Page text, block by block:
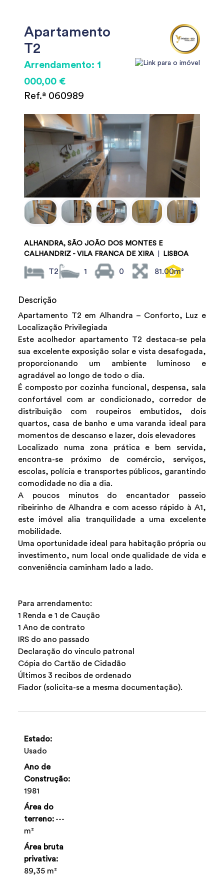
Apartamento
T2
Arrendamento: 1
000,00 €
Ref.ª 060989
ALHANDRA, SÃO JOÃO DOS MONTES E
CALHANDRIZ - VILA FRANCA DE XIRA
LISBOA
T2 1 0 81.00m²
Descrição
Apartamento T2 em Alhandra – Conforto, Luz e
Localização Privilegiada
Este acolhedor apartamento T2 destaca-se pela
sua excelente exposição solar e vista desafogada,
proporcionando um ambiente luminoso e
agradável ao longo de todo o dia.
É composto por cozinha funcional, despensa, sala
confortável com ar condicionado, corredor de
distribuição com roupeiros embutidos, dois
quartos, casa de banho e uma varanda ideal para
momentos de descanso e lazer, dois elevadores
Localizado numa zona prática e bem servida,
encontra-se próximo de comércio, serviços,
escolas, polícia e transportes públicos, garantindo
comodidade no dia a dia.
A poucos minutos do encantador passeio
ribeirinho de Alhandra e com acesso rápido à A1,
este imóvel alia tranquilidade a uma excelente
mobilidade.
Uma oportunidade ideal para habitação própria ou
investimento, num local onde qualidade de vida e
conveniência caminham lado a lado.
Para arrendamento:
1 Renda e 1 de Caução
1 Ano de contrato
IRS do ano passado
Declaração do vinculo patronal
Cópia do Cartão de Cidadão
Últimos 3 recibos de ordenado
Fiador (solicita-se a mesma documentação).
Estado:
Usado
Ano de
Construção:
1981
Área do
terreno: ---
m²
Área bruta
privativa:
89,35 m²